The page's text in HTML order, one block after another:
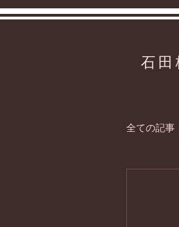
石田
全ての記事